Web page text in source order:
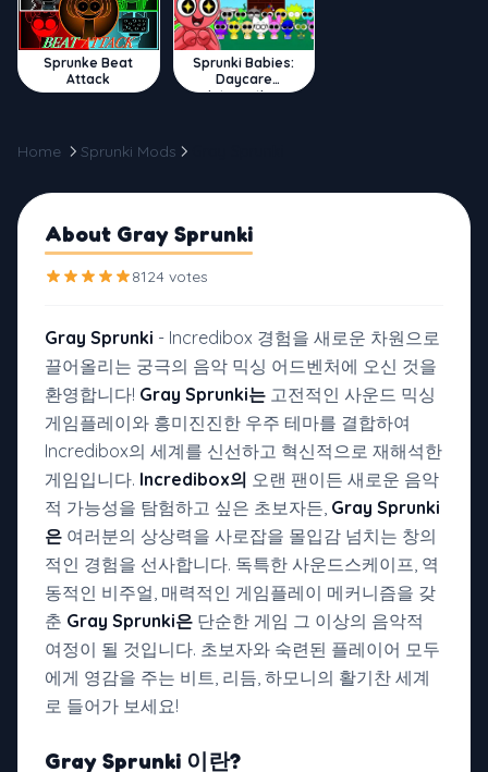
Sprunke Beat
Attack
Sprunki Babies:
Daycare
Interactive
Home Sprunki Mods
About Gray Sprunki
8124 votes
Gray Sprunki - Incredibox 경험을 새로운 차원으로
끌어올리는 궁극의 음악 믹싱 어드벤처에 오신 것을
환영합니다! Gray Sprunki는 고전적인 사운드 믹싱
게임플레이와 흥미진진한 우주 테마를 결합하여
Incredibox의 세계를 신선하고 혁신적으로 재해석한
게임입니다. Incredibox의 오랜 팬이든 새로운 음악
적 가능성을 탐험하고 싶은 초보자든, Gray Sprunki
은 여러분의 상상력을 사로잡을 몰입감 넘치는 창의
적인 경험을 선사합니다. 독특한 사운드스케이프, 역
동적인 비주얼, 매력적인 게임플레이 메커니즘을 갖
춘 Gray Sprunki은 단순한 게임 그 이상의 음악적
여정이 될 것입니다. 초보자와 숙련된 플레이어 모두
에게 영감을 주는 비트, 리듬, 하모니의 활기찬 세계
로 들어가 보세요!
Gray Sprunki 이란?